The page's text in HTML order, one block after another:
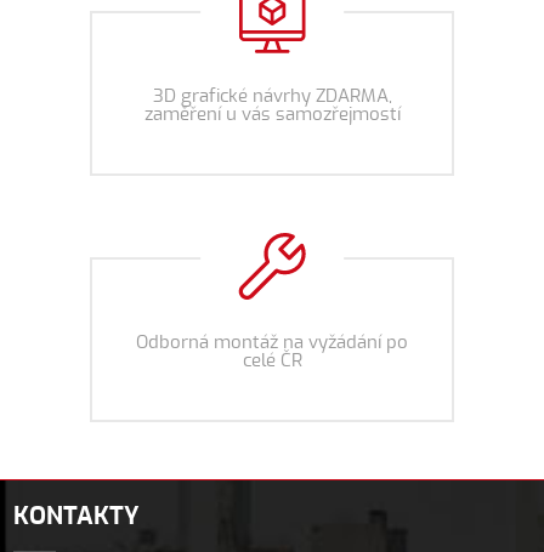
3D grafické návrhy ZDARMA,
zaměření u vás samozřejmostí
Odborná montáž na vyžádání po
celé ČR
KONTAKTY